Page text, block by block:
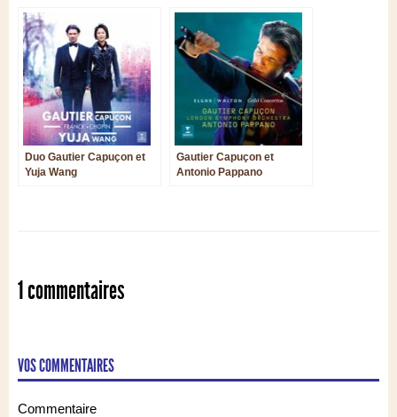
Duo Gautier Capuçon et
Yuja Wang
Gautier Capuçon et
Antonio Pappano
1 commentaires
VOS COMMENTAIRES
Commentaire